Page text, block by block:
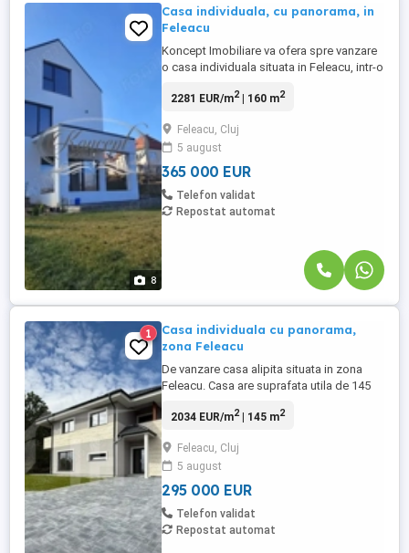
8
Casa individuala, cu panorama, in
Feleacu
Koncept Imobiliare va ofera spre vanzare
o casa individuala situata in Feleacu, intr-o
partea dreapta a soselei care coboara
natural deosebit, panorama superba
asupra localitatii, vegetatie abundenta si
aer curat. Casa este ...
2281 EUR/m2| 160 m2
Feleacu, Cluj
5 august
365 000 EUR
Telefon validat
Repostat automat
1
Casa individuala cu panorama,
zona Feleacu
De vanzare casa alipita situata in zona
Feleacu. Casa are suprafata utila de 145
Bucatarie ,Baie , Spatiu Tehnic, Hol, Casa
Balcon, Terasa 27m2. Casa se preda
semifinisata la interior și finisata la exterior
: Izolatie ...
2034 EUR/m2| 145 m2
Feleacu, Cluj
5 august
295 000 EUR
Telefon validat
Repostat automat